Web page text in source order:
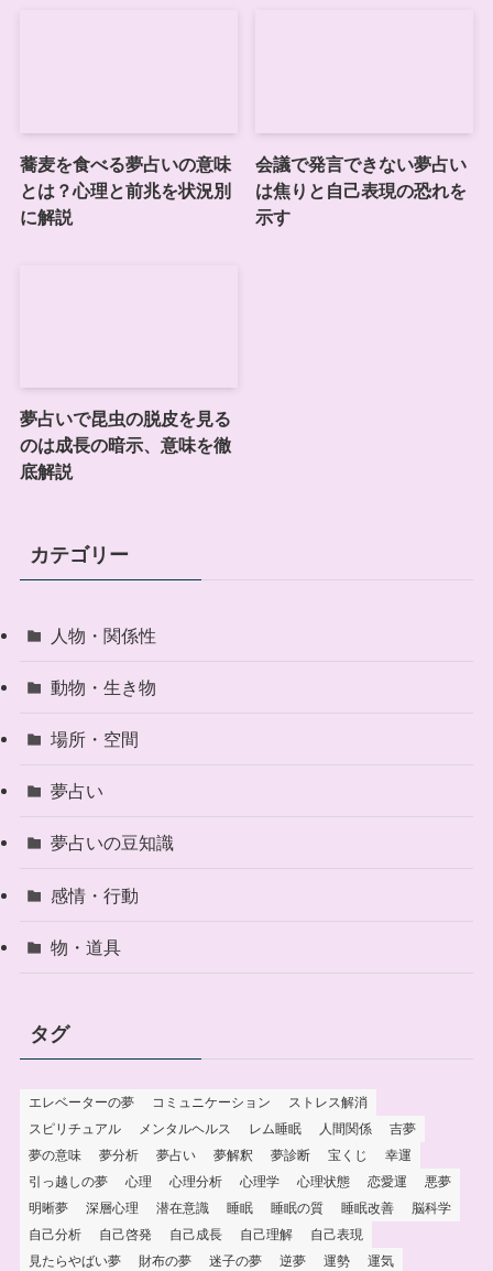
蕎麦を食べる夢占いの意味
とは？心理と前兆を状況別
に解説
会議で発言できない夢占い
は焦りと自己表現の恐れを
示す
夢占いで昆虫の脱皮を見る
のは成長の暗示、意味を徹
底解説
カテゴリー
人物・関係性
動物・生き物
場所・空間
夢占い
夢占いの豆知識
感情・行動
物・道具
タグ
エレベーターの夢 コミュニケーション
ストレス解消
スピリチュアル
メンタルヘルス レム睡眠 人間関係
吉夢
夢の意味
夢分析 夢占い 夢解釈 夢診断 宝くじ
幸運
引っ越しの夢
心理 心理分析 心理学 心理状態 恋愛運
悪夢
明晰夢
深層心理 潜在意識 睡眠 睡眠の質 睡眠改善
脳科学
自己分析
自己啓発 自己成長 自己理解
自己表現
見たらやばい夢
財布の夢 迷子の夢 逆夢 運勢 運気